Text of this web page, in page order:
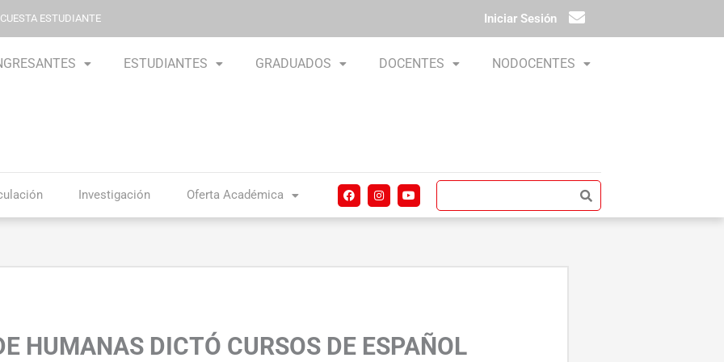
ESTUDIANTE Iniciar Sesión
ESTUDIANTES GRADUADOS DOCENTES NODOCENTES
Investigación Oferta Académica
F
a
k
I
n
a
Y
o
HUMANAS DICTÓ CURSOS DE ESPAÑOL